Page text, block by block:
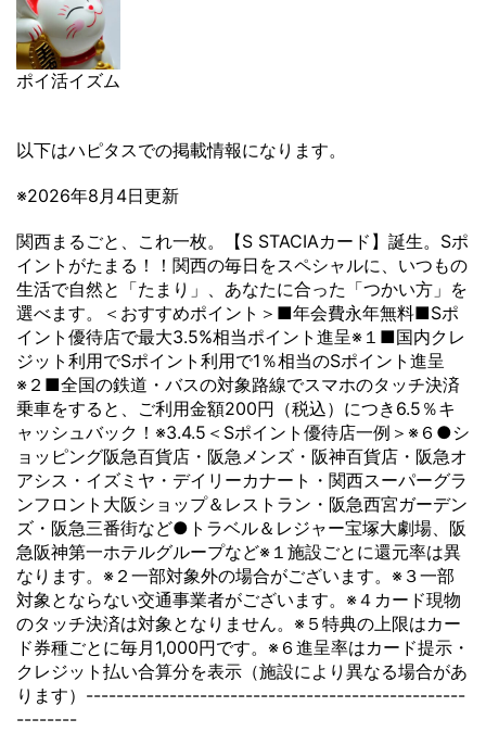
ポイ活イズム
以下はハピタスでの掲載情報になります。
※2026年8月4日更新
関西まるごと、これ一枚。【S STACIAカード】誕生。Sポ
イントがたまる！！関西の毎日をスペシャルに、いつもの
生活で自然と「たまり」、あなたに合った「つかい方」を
選べます。＜おすすめポイント＞■年会費永年無料■Sポ
イント優待店で最大3.5%相当ポイント進呈※１■国内クレ
ジット利用でSポイント利用で1％相当のSポイント進呈
※２■全国の鉄道・バスの対象路線でスマホのタッチ決済
乗車をすると、ご利用金額200円（税込）につき6.5％キ
ャッシュバック！※3.4.5＜Sポイント優待店一例＞※６●シ
ョッピング阪急百貨店・阪急メンズ・阪神百貨店・阪急オ
アシス・イズミヤ・デイリーカナート・関西スーパーグラ
ンフロント大阪ショップ＆レストラン・阪急西宮ガーデン
ズ・阪急三番街など●トラベル＆レジャー宝塚大劇場、阪
急阪神第一ホテルグループなど※１施設ごとに還元率は異
なります。※２一部対象外の場合がございます。※３一部
対象とならない交通事業者がございます。※４カード現物
のタッチ決済は対象となりません。※５特典の上限はカー
ド券種ごとに毎月1,000円です。※６進呈率はカード提示・
クレジット払い合算分を表示（施設により異なる場合があ
ります）--------------------------------------------------
--------